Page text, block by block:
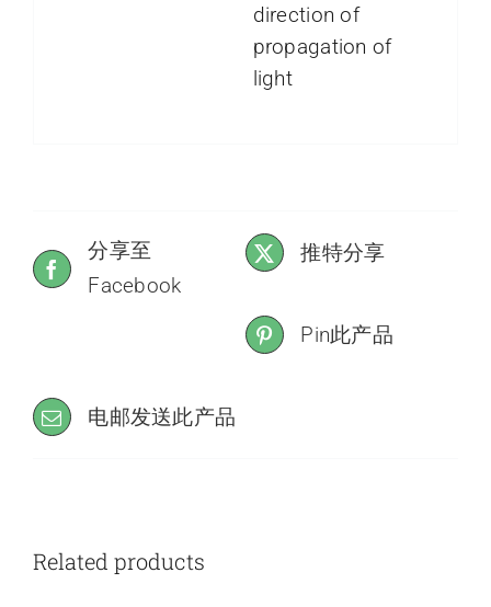
direction of
propagation of
light
分享至
Facebook
推特分享
Pin此产品
电邮发送此产品
Related products